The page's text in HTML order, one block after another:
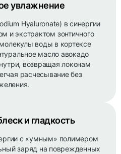
увлажнение
Hyaluronate) в синергии
и экстрактом зонтичного
воды в кортексе
масло авокадо
возвращая локонам
расчесывание без
и гладкость
с «умным» полимером
заряд на поврежденных